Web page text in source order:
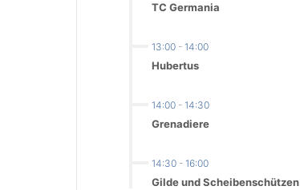
TC Germania
13:00- 14:00
Hubertus
14:00- 14:30
Grenadiere
14:30- 16:00
Gilde und Scheibenschützen